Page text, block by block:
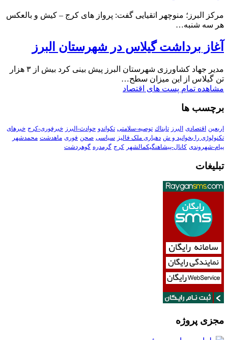
مرکز البرز؛ منوچهر اتقیایی گفت: پرواز های کرج – کیش و بالعکس
هر سه شنبه…
آغاز برداشت گیلاس در شهرستان البرز
مدیر جهاد کشاورزی شهرستان البرز پیش بینی کرد بیش از ۳ هزار
تن گیلاس از این میزان سطح…
مشاهده تمام پست های اقتصاد
برچسب ها
اربعین اقتصادی البرز تابناك توصیه-سلامتی تکواندو حوادث-البرز خبرفوری-کرج خبرهای
تکنولوڑی را بخوانید و ش دهیاری ملک فالیز سیاسی صحن فوری ماهدشت محمدشهر
پیام-شهروندی کانال-پیشاهنگیکمالشهر کرج گرمدره گوهردشت
تبلیغات
مجزی پروژه